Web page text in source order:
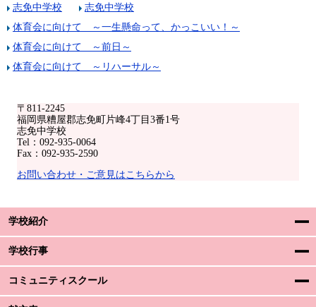
〒811-2245
福岡県糟屋郡志免町片峰4丁目3番1号
志免中学校
Tel：092-935-0064
Fax：092-935-2590
お問い合わせ・ご意見はこちらから
学校紹介
学校行事
コミュニティスクール
志免中学校
志免中学校
体育会に向けて ～一生懸命って、かっこいい！～
体育会に向けて ～前日～
体育会に向けて ～リハーサル～